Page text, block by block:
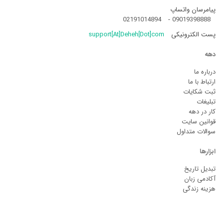
پیامرسان واتساپ
09019398888
-
02191014894
پست الکترونیکی
support[At]Deheh[Dot]com
دهه
درباره ما
ارتباط با ما
ثبت شکایات
تبلیغات
کار در دهه
قوانین سایت
سوالات متداول
ابزارها
تبدیل تاریخ
آکادمی زبان
هزینه زندگی